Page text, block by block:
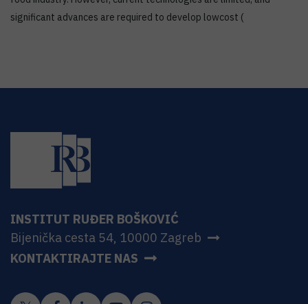
significant advances are required to develop lowcost (
INSTITUT RUĐER BOŠKOVIĆ
Bijenička cesta 54, 10000 Zagreb
KONTAKTIRAJTE NAS